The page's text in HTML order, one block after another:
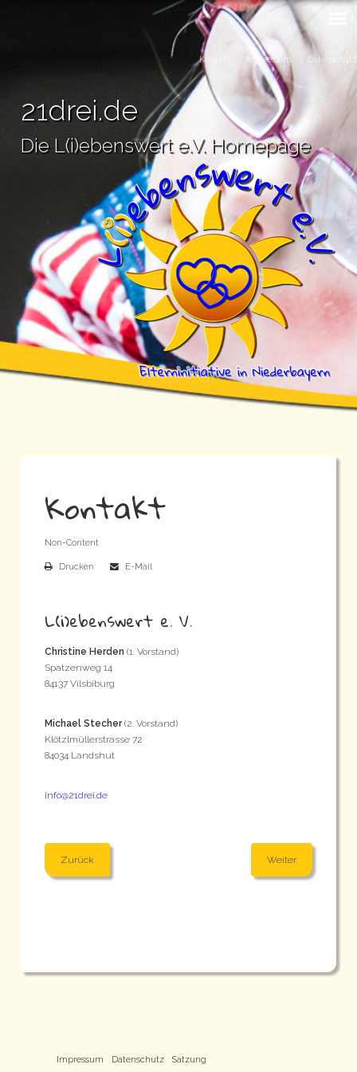
Kontakt Impressum Datenschutz
21drei.de
Die L(i)ebenswert e.V. Homepage
Kontakt
Non-Content
Drucken E-Mail
L(i)ebenswert e. V.
Christine Herden (1. Vorstand)
Spatzenweg 14
84137 Vilsbiburg
Michael Stecher(2. Vorstand)
Klötzlmüllerstrasse 72
84034 Landshut
info@21drei.de
Zurück Weiter
Impressum Datenschutz Satzung